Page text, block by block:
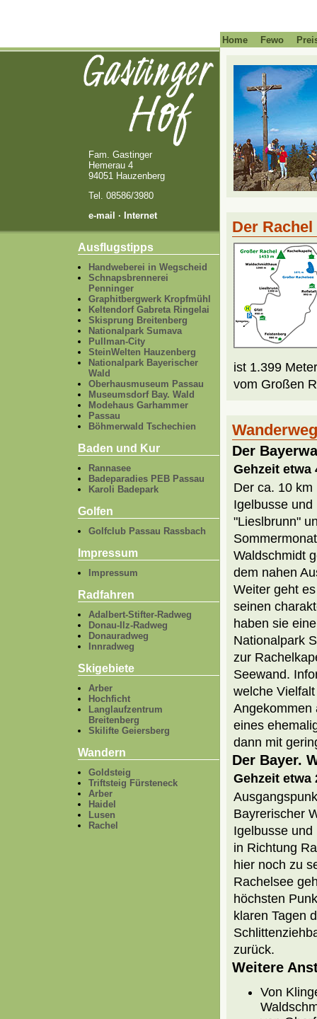
Home Fewo
Fam. Gastinger
Hemerau 4
94051 Hauzenberg
Tel. 08586/3980
e-mail
· Internet
Ausflugstipps
Handweberei in Wegscheid
Schnapsbrennerei
Penninger
Graphitbergwerk Kropfmühl
Keltendorf Gabreta Ringelai
Skisprung Breitenberg
Nationalpark Sumava
Pullman-City
SteinWelten Hauzenberg
Nationalpark Bayerischer
Wald
Oberhausmuseum Passau
Museumsdorf Bay. Wald
Modehaus Garhammer
Passau
Böhmerwald Tschechien
Baden und Kur
Rannasee
Badeparadies PEB Passau
Karoli Badepark
Golfen
Golfclub Passau Rassbach
Impressum
Impressum
Radfahren
Adalbert-Stifter-Radweg
Donau-Ilz-Radweg
Donauradweg
Innradweg
Skigebiete
Arber
Hochficht
Langlaufzentrum
Breitenberg
Skilifte Geiersberg
Wandern
Goldsteig
Triftsteig Fürsteneck
Arber
Haidel
Lusen
Rachel
Der Rachel
ist 1.399
vom Großen
Der
Gehzeit etwa
Der ca. 10
Igelbusse
"Lieslbrunn"
Waldschmidt
dem nahen
Weiter geht
seinen
haben sie
Nationalpark
zur
Seewand.
welche
Angekommen
eines
dann mit
Der Bayer.
Gehzeit etwa
Bayrerischer
Igelbusse
in Richtung
hier noch zu
Rachelsee
höchsten
klaren Tagen
zurück.
Weitere
Von